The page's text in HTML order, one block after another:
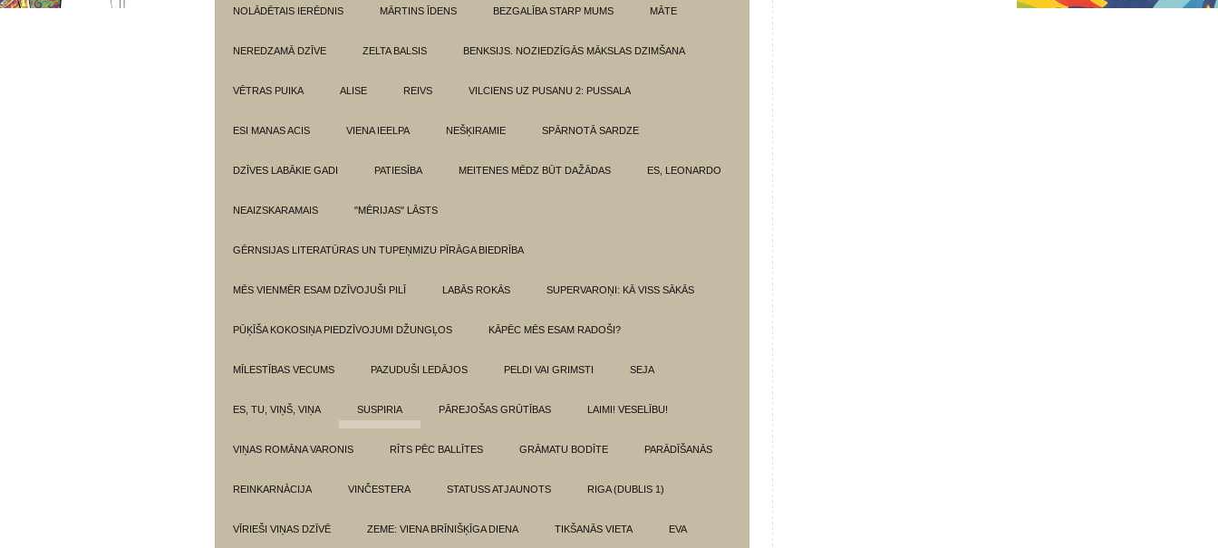
NOLĀDĒTAIS IERĒDNIS MĀRTINS ĪDENS BEZGALĪBA STARP MUMS MĀTE
NEREDZAMĀ DZĪVE ZELTA BALSIS BENKSIJS. NOZIEDZĪGĀS MĀKSLAS DZIMŠANA
VĒTRAS PUIKA ALISE REIVS VILCIENS UZ PUSANU 2: PUSSALA
ESI MANAS ACIS VIENA IEELPA NEŠĶIRAMIE SPĀRNOTĀ SARDZE
DZĪVES LABĀKIE GADI PATIESĪBA MEITENES MĒDZ BŪT DAŽĀDAS ES, LEONARDO
NEAIZSKARAMAIS "MĒRIJAS" LĀSTS
GĒRNSIJAS LITERATŪRAS UN TUPEŅMIZU PĪRĀGA BIEDRĪBA
MĒS VIENMĒR ESAM DZĪVOJUŠI PILĪ LABĀS ROKĀS SUPERVAROŅI: KĀ VISS SĀKĀS
PŪĶĪŠA KOKOSIŅA PIEDZĪVOJUMI DŽUNGĻOS KĀPĒC MĒS ESAM RADOŠI?
MĪLESTĪBAS VECUMS PAZUDUŠI LEDĀJOS PELDI VAI GRIMSTI SEJA
ES, TU, VIŅŠ, VIŅA SUSPIRIA PĀREJOŠAS GRŪTĪBAS LAIMI! VESELĪBU!
VIŅAS ROMĀNA VARONIS RĪTS PĒC BALLĪTES GRĀMATU BODĪTE PARĀDĪŠANĀS
REINKARNĀCIJA VINČESTERA STATUSS ATJAUNOTS RIGA (DUBLIS 1)
VĪRIEŠI VIŅAS DZĪVĒ ZEME: VIENA BRĪNIŠĶĪGA DIENA TIKŠANĀS VIETA EVA